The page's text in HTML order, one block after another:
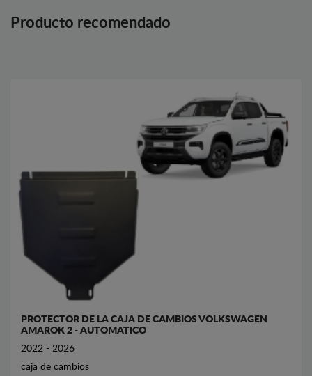
Producto recomendado
PROTECTOR DE LA CAJA DE CAMBIOS VOLKSWAGEN
AMAROK 2 - AUTOMATICO
2022 - 2026
caja de cambios